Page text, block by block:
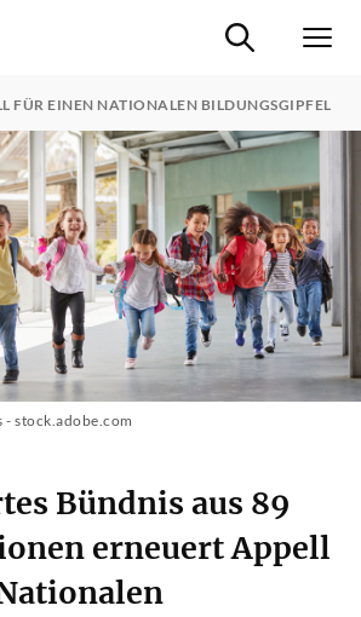
Suche ein-/
FÜR EINEN NATIONALEN BILDUNGSGIPFEL
stock.adobe.com
Bündnis aus 89
erneuert Appell